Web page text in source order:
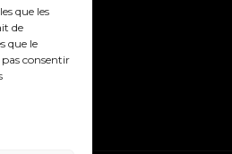
que les
de
que le
consentir
légales